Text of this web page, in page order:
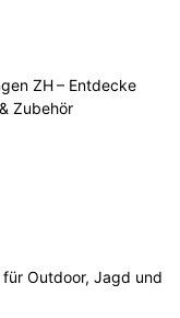
ZH – Entdecke
Zubehör
Outdoor, Jagd und